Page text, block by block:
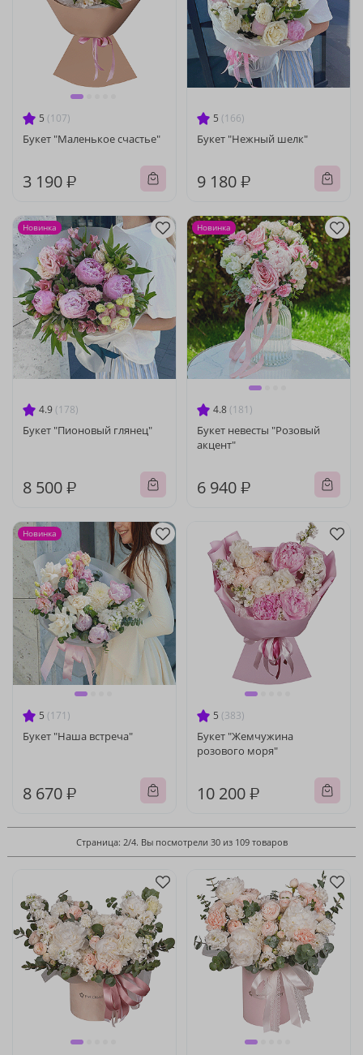
5 (107)
Букет "Маленькое счастье"
3 190 ₽
5 (166)
Букет "Нежный шелк"
9 180 ₽
4.9 (178)
Букет "Пионовый глянец"
8 500 ₽
Новинка
4.8 (181)
Букет невесты "Розовый
акцент"
6 940 ₽
Новинка
5 (171)
Букет "Наша встреча"
8 670 ₽
Новинка
5 (383)
Букет "Жемчужина
розового моря"
10 200 ₽
Страница: 2/4. Вы посмотрели 30 из 109 товаров